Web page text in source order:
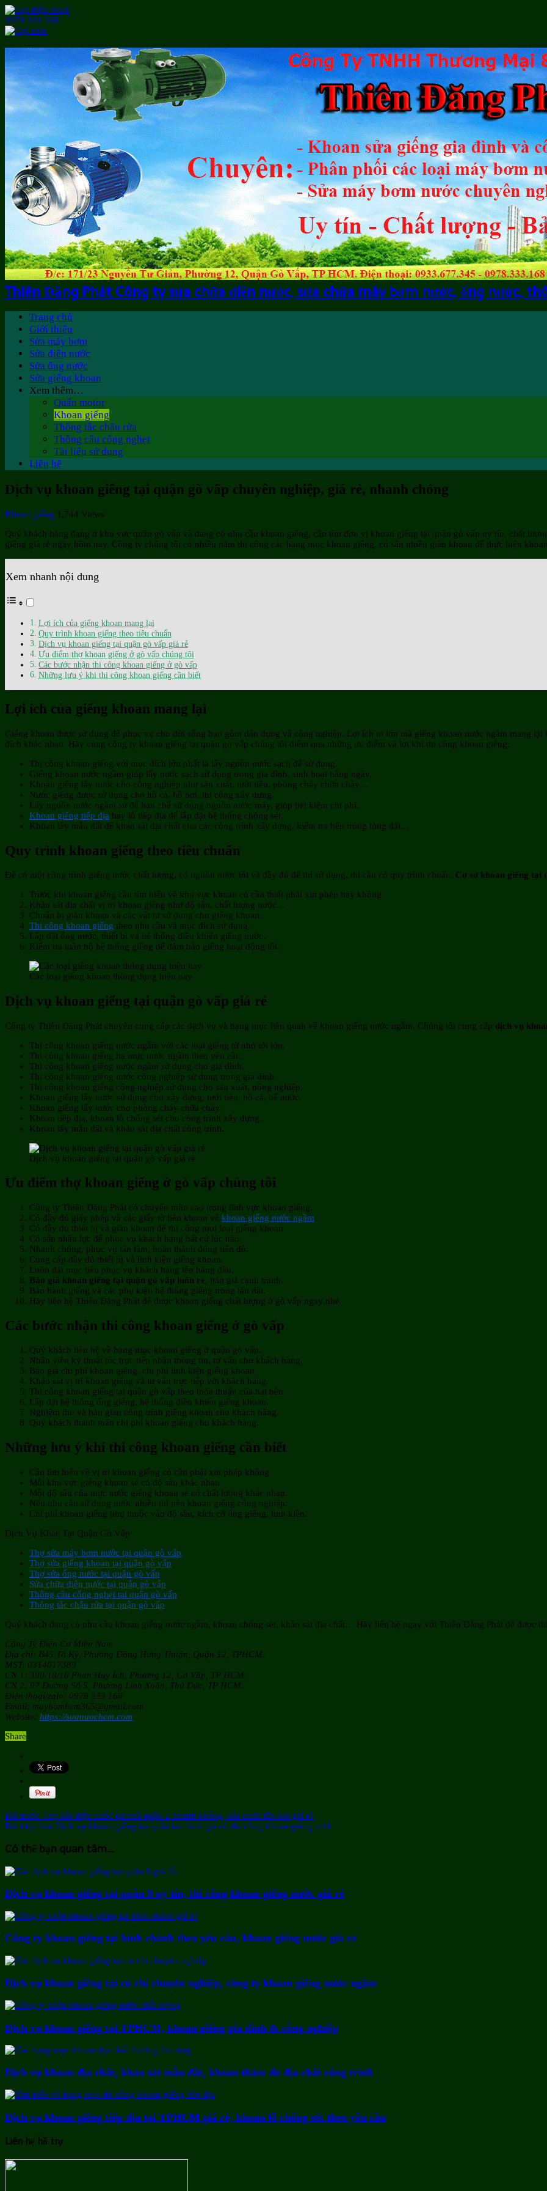
0978 333 168
Thiên Đăng Phát Công ty sửa chữa điện nước, sửa chữa máy bơm nước, ống nước,
Trang chủ
Giới thiệu
Sửa máy bơm
Sửa điện nước
Sửa ống nước
Sửa giếng khoan
Xem thêm…
Quấn motor
Khoan giếng
Thông tắc chậu rửa
Thông cầu cống nghẹt
Tài liệu sử dụng
Liên hệ
Dịch vụ khoan giếng tại quận gò vấp chuyên nghiệp, giá rẻ, nhanh chóng
Khoan giếng 1,744 Views
Quý khách hàng đang ở khu vực quận gò vấp và đang có nhu cầu khoan giếng, cần tìm đơn vị khoan giếng tại quận gò vấp uy tín, chất
giếng giá rẻ ngay hôm nay. Công ty chúng tôi có nhiều năm thi công các hạng mục khoan giếng, có sẵn nhiều giàn khoan để thực hiện
Xem nhanh nội dung
Lợi ích của giếng khoan mang lại
Quy trình khoan giếng theo tiêu chuẩn
Dịch vụ khoan giếng tại quận gò vấp giá rẻ
Ưu điểm thợ khoan giếng ở gò vấp chúng tôi
Các bước nhận thi công khoan giếng ở gò vấp
Những lưu ý khi thi công khoan giếng cần biết
Lợi ích của giếng khoan mang lại
Giếng khoan được sử dụng để phục vụ cho đời sống bao gồm dân dụng và công nghiệp. Lợi ích to lớn mà giếng khoan nước ngầm mang
đích khác nhau. Hãy cùng công ty khoan giếng tại quận gò vấp chúng tôi điểm qua những ưu điểm và lợi khi thi công khoan giếng:
Thi công khoan giếng với mục đích lớn nhất là lấy nguồn nước sạch để sử dụng.
Giếng khoan nước ngầm giúp lấy nước sạch sử dụng trong gia đình, sinh hoạt hằng ngày.
Khoan giếng lấy nước cho công nghiệp như sản xuất, tưới tiêu, phòng cháy chữa cháy…
Nước giếng được sử dụng cho hồ cá, hồ bơi, thi công xây dựng.
Lấy nguồn nước ngầm sử để hạn chế sử dụng nguồn nước máy, giúp tiết kiệm chi phí.
Khoan giếng tiếp địa hay lỗ tiếp địa để lắp đặt hệ thống chống sét.
Khoan lấy mẫu đất để khảo sát địa chất cho các công trình xây dựng, kiểm tra bên trong lòng đất…
Quy trình khoan giếng theo tiêu chuẩn
Để có một công trình giếng nước chất lượng, có nguồn nước tốt và đầy đủ để thì sử dụng, thì cần có quy trình chuẩn. Cơ sở khoan giếng tại
Trước khi khoan giếng cần tìm hiểu về khu vực khoan có cần thiết phải xin phép hay không.
Khảo sát địa chất vị trí khoan giếng như độ sâu, chất lượng nước…
Chuẩn bị giàn khoan và các vật tư sử dụng cho giếng khoan.
Thi công khoan giếng theo nhu cầu và mục đích sử dụng.
Lắp đặt ống nước, thiết bị và hệ thống điều khiển giếng nước.
Kiểm tra toàn bộ hệ thống giếng để đảm bảo giếng hoạt động tốt.
Các loại giếng khoan thông dụng hiệu nay
Dịch vụ khoan giếng tại quận gò vấp giá rẻ
Công ty Thiên Đăng Phát chuyên cung cấp các dịch vụ và hạng mục liên quan về khoan giếng nước ngầm. Chúng tôi cung cấp dịch vụ
Thi công khoan giếng nước ngầm với các loại giếng từ nhỏ tới lớn.
Thi công khoan giếng hạ mực nước ngầm theo yêu cầu.
Thi công khoan giếng nước ngầm sử dụng cho gia đình.
Thi công khoan giếng nước công nghiệp sử dụng trong gia đình.
Thi công khoan giếng công nghiệp sử dụng cho sản xuất, nông nghiệp.
Khoan giếng lấy nước sử dụng cho xây dựng, tưới tiêu, hồ cá, bể nước.
Khoan giếng lấy nước cho phòng cháy chữa cháy.
Khoan tiếp địa, khoan lỗ chống sét cho công trình xây dựng.
Khoan lấy mẫu đất và khảo sát địa chất công trình.
Dịch vụ khoan giếng tại quận gò vấp giá rẻ
Ưu điểm thợ khoan giếng ở gò vấp chúng tôi
Công ty Thiên Đăng Phát có chuyên môn cao trong lĩnh vực khoan giếng.
Có đầy đủ giấy phép và các giấy tờ liên khoan về khoan giếng nước ngầm.
Có đầy đủ thiết bị và giàn khoan để thi công mọi loại giếng khoan.
Có sẵn nhân lực để phục vụ khách hàng bất cứ lúc nào.
Nhanh chóng, phục vụ tận tâm, hoàn thành đúng tiến độ.
Cung cấp đầy đủ thiết bị và linh kiện giếng khoan.
Luôn đặt mục tiêu phục vụ khách hàng lên hàng đầu.
Báo giá khoan giếng tại quận gò vấp luôn rẻ, báo giá cạnh tranh.
Bảo hành giếng và các phụ kiện hệ thống giếng trong lâu dài.
Hãy liên hệ Thiên Đăng Phát để được khoan giếng chất lượng ở gò vấp ngay nhé.
Các bước nhận thi công khoan giếng ở gò vấp
Quý khách liên hệ về hạng mục khoan giếng ở quận gò vấp.
Nhân viên kỹ thuật túc trực tiếp nhận thông tin, tư vấn cho khách hàng.
Báo giá chi phí khoan giếng, chi phí linh kiện giếng khoan.
Khảo sát vị trí khoan giếng và tư vấn trực tiếp với khách hàng.
Thi công khoan giếng tại quận gò vấp theo thỏa thuận của hai bên.
Lắp đặt hệ thống ống giếng, hệ thống điều khiển giếng khoan.
Nghiệm thu và bàn giao công trình giếng khoan cho khách hàng.
Quý khách thanh toán chi phí khoan giếng cho khách hàng.
Những lưu ý khi thi công khoan giếng cần biết
Cần tìm hiểu về vị trí khoan giếng có cần phải xin phép không.
Mỗi khu vực giếng khoan sẻ có độ sâu khác nhau.
Mỗi độ sâu của mực nước giếng khoan sẻ có chất lượng khác nhau.
Nếu nhu cầu sử dụng nước nhiều thì nên khoan giếng công nghiệp.
Chi phí khoan giếng phụ thuộc vào độ sâu, kích cỡ ống giếng, linh kiện.
Dịch Vụ Khác Tại Quận Gò Vấp
Thợ sửa máy bơm nước tại quận gò vấp
Thợ sửa giếng khoan tại quận gò vấp
Thợ sửa ống nước tại quận gò vấp
Sửa chữa điện nước tại quận gò vấp
Thông cầu cống nghẹt tại quận gò vấp
Thông tắc chậu rửa tại quận gò vấp
Quý khách đang có nhu cầu khoan giếng nước ngầm, khoan chống sét, khảo sát địa chất… Hãy liên hệ ngay với Thiên Đăng Phát để được
Công Ty Điện Cơ Miền Nam
Địa chỉ: B45 Tô Ký, Phường Đông Hưng Thuận, Quận 12, TPHCM.
MST: 0314017389
CN 1: 390/18/18 Phan Huy Ích, Phường 12, Gò Vấp, TP HCM.
CN 2: 97 Đường Số 5, Phường Linh Xuân, Thủ Đức, TP HCM.
Điện thoại/zalo: 0978 333 168
Email: maybomhcm365@gmail.com
Website: https://suanuochcm.com
Share
Bài trước Thợ sửa điện nước tại nhà quận 2 nhanh chóng, sửa chữa tận nơi giá rẻ
Bài tiếp theo Dịch vụ khoan giếng tại quận tân bình giá rẻ, thi công khoan giếng nước
Có thể bạn quan tâm...
Dịch vụ khoan giếng tại quận 9 uy tín, thi công khoan giếng nước giá rẻ
Công ty khoan giếng tại bình chánh theo yêu cầu, khoan giếng nước giá rẻ
Dịch vụ khoan giếng tại củ chi chuyên nghiệp, công ty khoan giếng nước ngầm
Dịch vụ khoan giếng tại TPHCM, khoan giếng gia đình & công nghiệp
Dịch vụ khoan địa chất, khảo sát mẫu đất, khoan thăm dò địa chất công trình
Dịch vụ khoan giếng tiếp địa tại TPHCM giá rẻ, khoan lỗ chống sét theo yêu cầu
Liên hệ hỗ trợ